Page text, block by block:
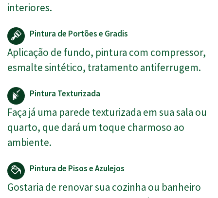
interiores.
Pintura de Portões e Gradis
Aplicação de fundo, pintura com compressor,
esmalte sintético, tratamento antiferrugem.
Pintura Texturizada
Faça já uma parede texturizada em sua sala ou
quarto, que dará um toque charmoso ao
ambiente.
Pintura de Pisos e Azulejos
Gostaria de renovar sua cozinha ou banheiro